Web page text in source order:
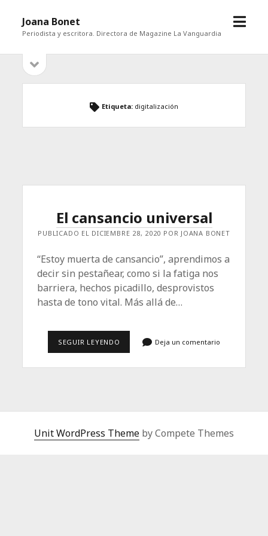
Joana Bonet
Periodista y escritora. Directora de Magazine La Vanguardia
abrir
Barra
lateral
barra
Etiqueta: digitalización
El cansancio universal
PUBLICADO EL DICIEMBRE 28, 2020 POR JOANA BONET
“Estoy muerta de cansancio”, aprendimos a
decir sin pestañear, como si la fatiga nos
barriera, hechos picadillo, desprovistos
hasta de tono vital. Más allá de…
SEGUIR LEYENDO Deja un comentario
Unit WordPress Theme by Compete Themes